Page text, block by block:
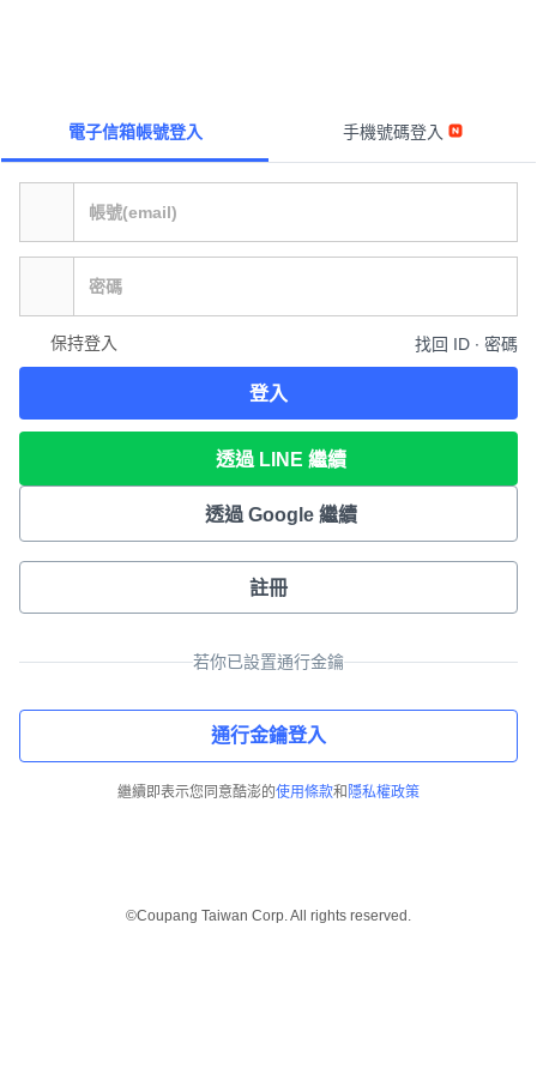
電子信箱帳號登入 手機號碼登入
保持登入 找回 ID ∙ 密碼
登入
透過 LINE 繼續
透過 Google 繼續
註冊
若你已設置通行金鑰
通行金鑰登入
繼續即表示您同意酷澎的使用條款和 隱私權政策
©Coupang Taiwan Corp. All rights reserved.